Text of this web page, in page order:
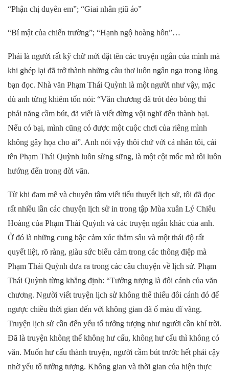
“Phận chị duyên em”; “Giai nhân giũ áo”
“Bí mật của chiến trường”; “Hạnh ngộ hoàng hôn”…
Phải là người rất kỹ chữ mới đặt tên các truyện ngắn của mình mà
khi ghép lại đã trở thành những câu thơ luôn ngân nga trong lòng
bạn đọc. Nhà văn Phạm Thái Quỳnh là một người như vậy, mặc
dù anh từng khiêm tốn nói: “Văn chương đã trót đèo bòng thì
phải năng cầm bút, đã viết là viết đừng vội nghĩ đến thành bại.
Nếu có bại, mình cũng có được một cuộc chơi của riêng mình
không gây họa cho ai”. Anh nói vậy thôi chứ với cá nhân tôi, cái
tên Phạm Thái Quỳnh luôn sừng sững, là một cột mốc mà tôi luôn
hướng đến trong đời văn.
Từ khi đam mê và chuyên tâm viết tiểu thuyết lịch sử, tôi đã đọc
rất nhiều lần các chuyện lịch sử in trong tập Mùa xuân Lý Chiêu
Hoàng của Phạm Thái Quỳnh và các truyện ngắn khác của anh.
Ở đó là những cung bậc cảm xúc thẳm sâu và một thái độ rất
quyết liệt, rõ ràng, giàu sức biểu cảm trong các thông điệp mà
Phạm Thái Quỳnh đưa ra trong các câu chuyện về lịch sử. Phạm
Thái Quỳnh từng khẳng định: “Tưởng tượng là đôi cánh của văn
chương. Người viết truyện lịch sử không thể thiếu đôi cánh đó để
ngược chiều thời gian đến với không gian đã ố màu dĩ vãng.
Truyện lịch sử cần đến yếu tố tưởng tượng như người cần khí trời.
Đã là truyện không thể không hư cấu, không hư cấu thì không có
văn. Muốn hư cấu thành truyện, người cầm bút trước hết phải cậy
nhờ yếu tố tưởng tượng. Không gian và thời gian của hiện thực